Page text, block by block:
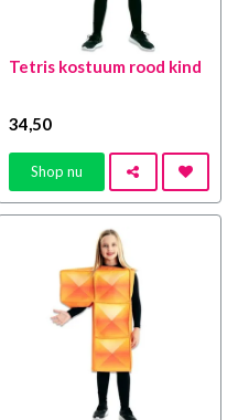
Tetris kostuum rood kind
34 ,50
Shop nu